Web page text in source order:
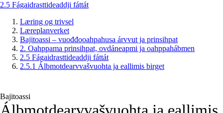
2.5 Fágaidrasttideaddji fáttát
Læring og trivsel
Læreplanverket
Bajitoassi – vuođđooahpahusa árvvut ja prinsihpat
2. Oahppama prinsihpat, ovdáneapmi ja oahppahábmen
2.5 Fágaidrasttideaddji fáttát
2.5.1 Álbmotdearvvašvuohta ja eallimis birget
Bajitoassi